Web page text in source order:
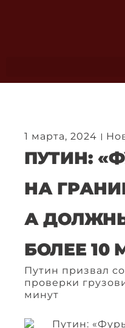
1 марта, 2024
ПУТИН:
НА
А
БОЛЕЕ 10
Путин призвал
проверки
минут